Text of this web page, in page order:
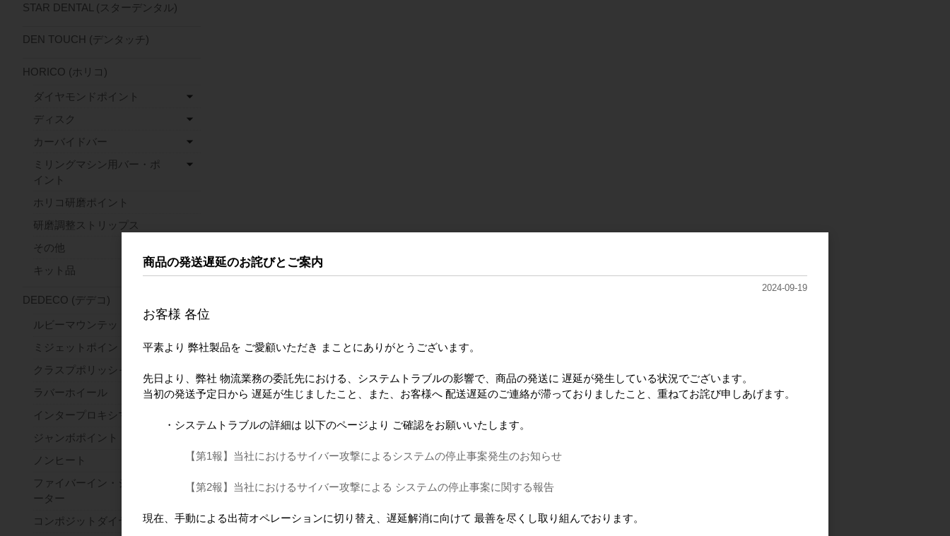
STAR DENTAL (スターデンタル)
DEN TOUCH (デンタッチ)
HORICO (ホリコ)
ダイヤモンドポイント
ディスク
カーバイドバー
ミリングマシン用バー・ポ
イント
ホリコ研磨ポイント
研磨調整ストリップス
その他
キット品
DEDECO (デデコ)
ルビーマウンテッドポイント
ミジェットポイント
クラスプポリッシャー
ラバーホイール
インタープロキシマルホイール
ジャンボポイント
ノンヒート
ファイバーイン・ジルコンセパレ
ーター
コンポジットダイヤ
商品の発送遅延のお詫びとご案内
2024-09-19
お客様 各位
平素より 弊社製品を ご愛顧いただき まことにありがとうございます。
先日より、弊社 物流業務の委託先における、システムトラブルの影響で、商品の発送に 遅延が発生している状況でございます。
当初の発送予定日から 遅延が生じましたこと、また、お客様へ 配送遅延のご連絡が滞っておりましたこと、重ねてお詫び申しあげます。
・システムトラブルの詳細は 以下のページより ご確認をお願いいたします。
【第1報】当社におけるサイバー攻撃によるシステムの停止事案発生のお知らせ
【第2報】当社におけるサイバー攻撃による システムの停止事案に関する報告
現在、手動による出荷オペレーションに切り替え、遅延解消に向けて 最善を尽くし取り組んでおります。